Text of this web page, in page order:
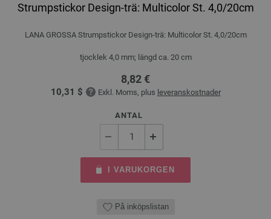
Strumpstickor Design-trä: Multicolor St. 4,0/20cm
LANA GROSSA Strumpstickor Design-trä: Multicolor St. 4,0/20cm
tjocklek 4,0 mm; längd ca. 20 cm
8,82 €
10,31 $ Exkl. Moms, plus leveranskostnader
ANTAL
I VARUKORGEN
På inköpslistan